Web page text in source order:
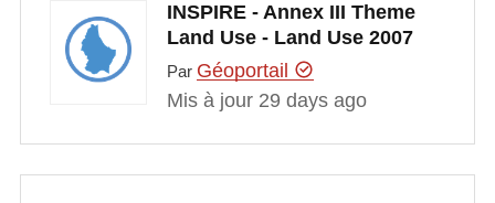
INSPIRE - Annex III Theme
Land Use - Land Use 2007
Par Géoportail
Mis à jour 29 days ago